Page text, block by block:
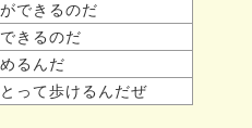
できるのだ
きるのだ
るんだ
って歩けるんだぜ